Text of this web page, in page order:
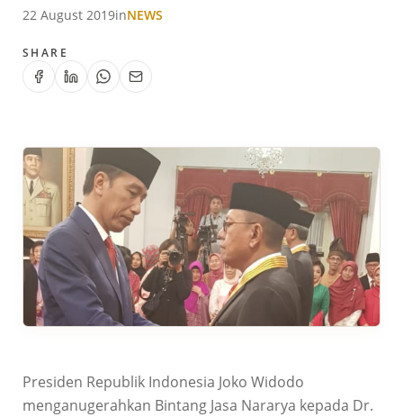
22 August 2019inNEWS
SHARE
Presiden Republik Indonesia Joko Widodo
menganugerahkan Bintang Jasa Nararya kepada Dr.